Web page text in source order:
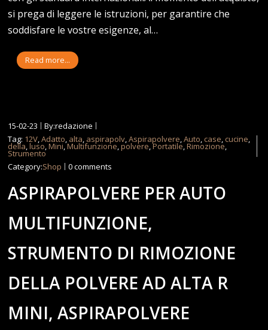
si prega di leggere le istruzioni, per garantire che
soddisfare le vostre esigenze, al…
Read more...
15-02-23
By:redazione
Tag: 12V,Adatto, alta, aspirapolv,Aspirapolvere,Auto, case, cucine,
della,luso,Mini,Multifunzione,polvere,Portatile,Rimozione,
Strumento
Category:Shop 0 comments
ASPIRAPOLVERE PER AUTO
MULTIFUNZIONE,
STRUMENTO DI RIMOZIONE
DELLA POLVERE AD ALTA R
MINI, ASPIRAPOLVERE